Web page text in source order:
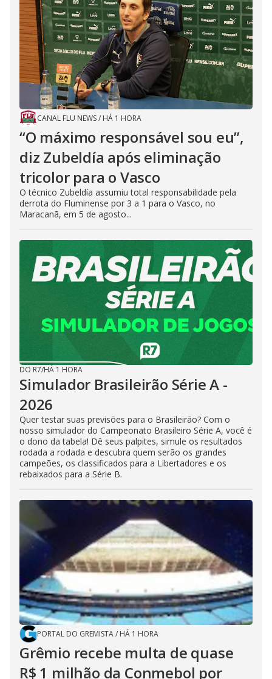
CANAL FLU NEWS/ HÁ 1 HORA
“O máximo responsável sou eu”,
diz Zubeldía após eliminação
tricolor para o Vasco
O técnico Zubeldía assumiu total responsabilidade pela
derrota do Fluminense por 3 a 1 para o Vasco, no
Maracanã, em 5 de agosto...
DO R7/HÁ 1 HORA
Simulador Brasileirão Série A -
2026
Quer testar suas previsões para o Brasileirão? Com o
nosso simulador do Campeonato Brasileiro Série A, você é
o dono da tabela! Dê seus palpites, simule os resultados
rodada a rodada e descubra quem serão os grandes
campeões, os classificados para a Libertadores e os
rebaixados para a Série B.
PORTAL DO GREMISTA/ HÁ 1 HORA
Grêmio recebe multa de quase
R$ 1 milhão da Conmebol por